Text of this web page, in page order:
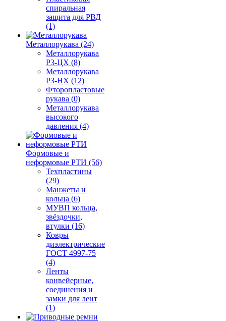
спиральная
защита для РВД
(1)
Металлорукава (24)
Металлорукава
Р3-ЦХ (8)
Металлорукава
Р3-НХ (12)
Фторопластовые
рукава (0)
Металлорукава
высокого
давления (4)
Формовые и
неформовые РТИ (56)
Техпластины
(29)
Манжеты и
кольца (6)
МУВП кольца,
звёздочки,
втулки (16)
Ковры
диэлектрические
ГОСТ 4997-75
(4)
Ленты
конвейерные,
соединения и
замки для лент
(1)